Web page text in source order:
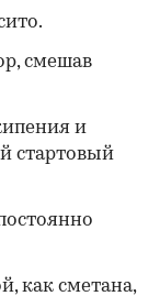
смешав
и
стартовый
как сметана,